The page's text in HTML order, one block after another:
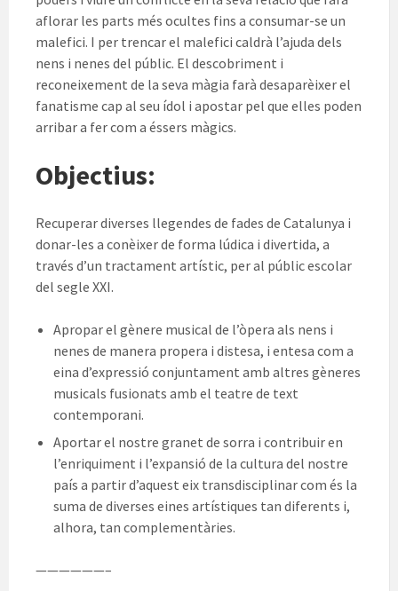
aflorar les parts més ocultes fins a consumar-se un
malefici. I per trencar el malefici caldrà l’ajuda dels
nens i nenes del públic. El descobriment i
reconeixement de la seva màgia farà desaparèixer el
fanatisme cap al seu ídol i apostar pel que elles poden
arribar a fer com a éssers màgics.
Objectius:
Recuperar diverses llegendes de fades de Catalunya i
donar-les a conèixer de forma lúdica i divertida, a
través d’un tractament artístic, per al públic escolar
del segle XXI.
Apropar el gènere musical de l’òpera als nens i
nenes de manera propera i distesa, i entesa com a
eina d’expressió conjuntament amb altres gèneres
musicals fusionats amb el teatre de text
contemporani.
Aportar el nostre granet de sorra i contribuir en
l’enriquiment i l’expansió de la cultura del nostre
país a partir d’aquest eix transdisciplinar com és la
suma de diverses eines artístiques tan diferents i,
alhora, tan complementàries.
——————–